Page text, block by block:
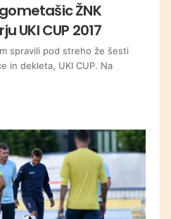
ŽNK
UKI CUP 2017
spravili pod streho že šesti
in dekleta, UKI CUP. Na